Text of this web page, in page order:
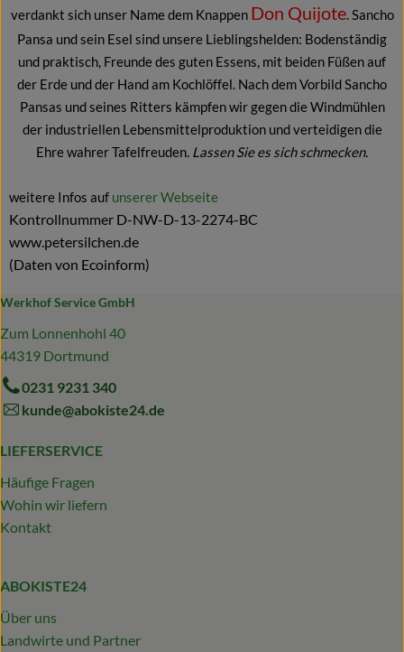
verdankt sich unser Name dem Knappen Don Quijote. Sancho
Pansa und sein Esel sind unsere Lieblingshelden: Bodenständig
und praktisch, Freunde des guten Essens, mit beiden Füßen auf
der Erde und der Hand am Kochlöffel. Nach dem Vorbild Sancho
Pansas und seines Ritters kämpfen wir gegen die Windmühlen
der industriellen Lebensmittelproduktion und verteidigen die
Ehre wahrer Tafelfreuden. Lassen Sie es sich schmecken.
weitere Infos auf unserer Webseite
Kontrollnummer D-NW-D-13-2274-BC
www.petersilchen.de
(Daten von Ecoinform)
Werkhof Service GmbH
Zum Lonnenhohl 40
44319 Dortmund
0231 9231 340
kunde@abokiste24.de
LIEFERSERVICE
Häufige Fragen
Wohin wir liefern
Kontakt
ABOKISTE24
Über uns
Landwirte und Partner